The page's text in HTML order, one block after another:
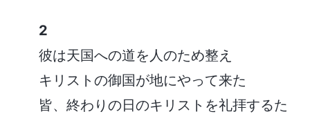
2
彼は天国への道を人のため整え
キリストの御国が地にやって来た
皆、終わりの日のキリストを礼拝するた